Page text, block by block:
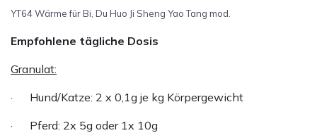
YT64 Wärme für Bi, Du Huo Ji Sheng Yao Tang mod.
Empfohlene tägliche Dosis
Granulat:
· Hund/Katze: 2 x 0,1g je kg Körpergewicht
· Pferd: 2x 5g oder 1x 10g